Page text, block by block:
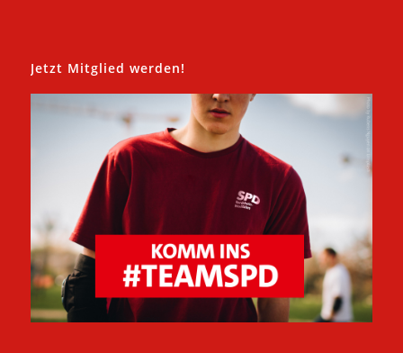
Jetzt Mitglied werden!